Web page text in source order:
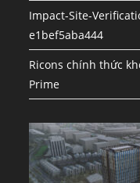
Impact-Site-
e1bef5aba444
Ricons chính thức
Prime